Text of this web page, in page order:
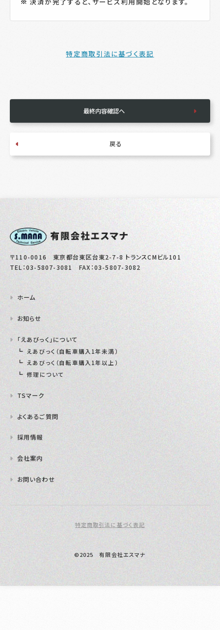
特定商取引法に基づく表記
最終内容確認へ
戻る
〒110-0016 東京都台東区台東2-7-8 トランスCMビル101
TEL：03-5807-3081 FAX：03-5807-3082
ホーム
お知らせ
「えあびっく」について
えあびっく（自転車購入1年未満）
えあびっく（自転車購入1年以上）
修理について
TSマーク
よくあるご質問
採用情報
会社案内
お問い合わせ
特定商取引法に基づく表記
©2025 有限会社エスマナ